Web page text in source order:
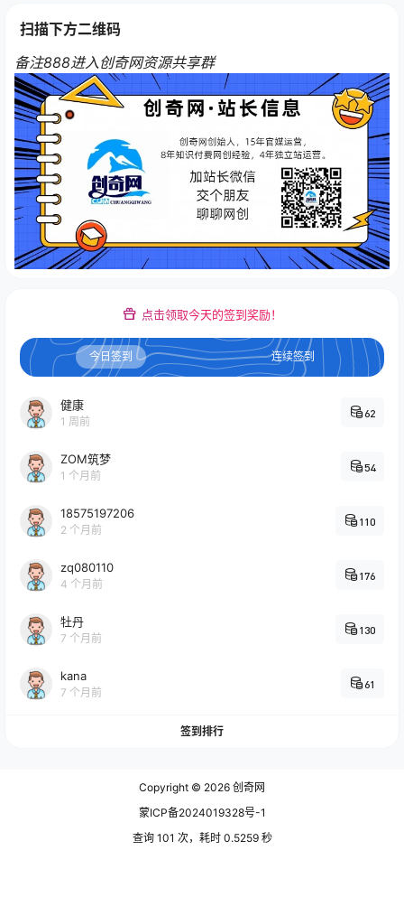
扫描下方二维码
备注888进入创奇网资源共享群
点击领取今天的签到奖励！
今日签到 连续签到
健康
1 周前
62
ZOM筑梦
1 个月前
54
18575197206
2 个月前
110
zq080110
4 个月前
176
牡丹
7 个月前
130
kana
7 个月前
61
签到排行
Copyright © 2026 创奇网
蒙ICP备2024019328号-1
查询 101 次，耗时 0.5259 秒